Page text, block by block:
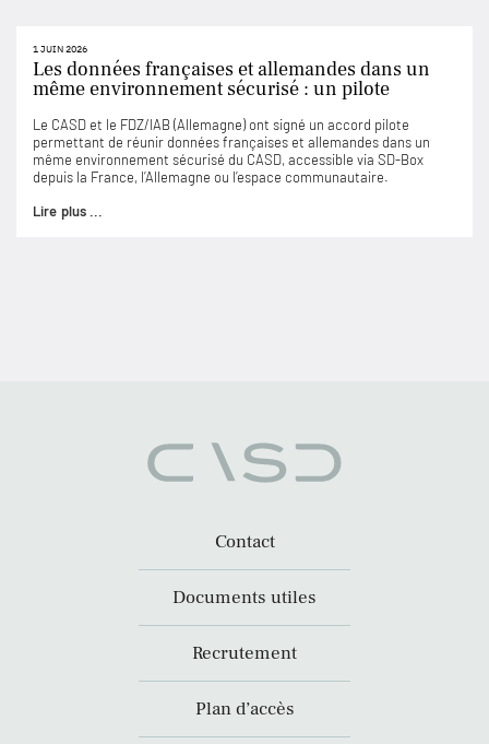
1 JUIN 2026
Les données françaises et allemandes dans un
même environnement sécurisé : un pilote
Le CASD et le FDZ/IAB (Allemagne) ont signé un accord pilote
permettant de réunir données françaises et allemandes dans un
même environnement sécurisé du CASD, accessible via SD-Box
depuis la France, l’Allemagne ou l’espace communautaire.
Lire plus ...
Contact
Documents utiles
Recrutement
Plan d’accès